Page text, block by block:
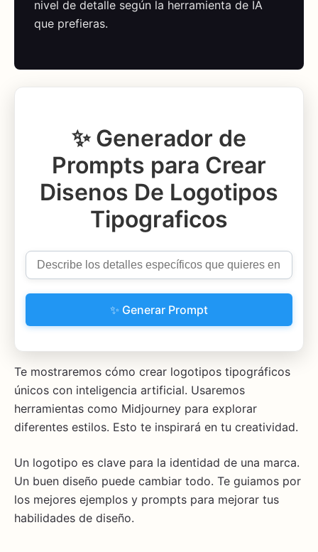
nivel de detalle según la herramienta de IA
que prefieras.
✨ Generador de
Prompts para Crear
Disenos De Logotipos
Tipograficos
✨ Generar Prompt
Te mostraremos cómo crear logotipos tipográficos
únicos con inteligencia artificial. Usaremos
herramientas como Midjourney para explorar
diferentes estilos. Esto te inspirará en tu creatividad.
Un logotipo es clave para la identidad de una marca.
Un buen diseño puede cambiar todo. Te guiamos por
los mejores ejemplos y prompts para mejorar tus
habilidades de diseño.